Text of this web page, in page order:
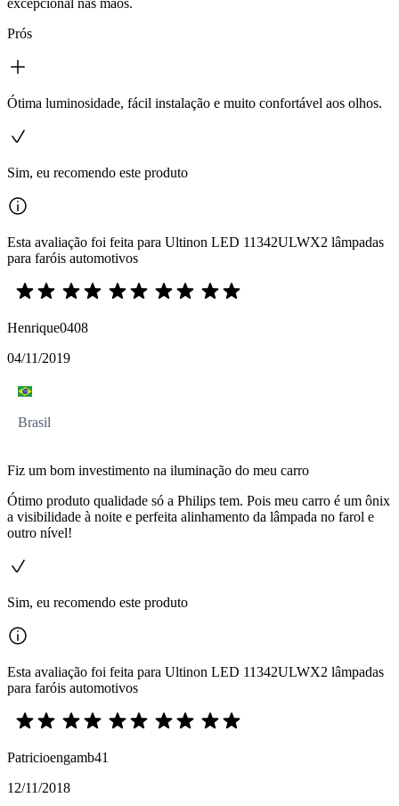
Prós
Ótima luminosidade, fácil instalação e muito confortável aos olhos.
Sim, eu recomendo este produto
Esta avaliação foi feita para Ultinon LED 11342ULWX2 lâmpadas
para faróis automotivos
Henrique0408
04/11/2019
Brasil
Fiz um bom investimento na iluminação do meu carro
Ótimo produto qualidade só a Philips tem. Pois meu carro é um ônix
a visibilidade à noite e perfeita alinhamento da lâmpada no farol e
outro nível!
Sim, eu recomendo este produto
Esta avaliação foi feita para Ultinon LED 11342ULWX2 lâmpadas
para faróis automotivos
Patricioengamb41
12/11/2018